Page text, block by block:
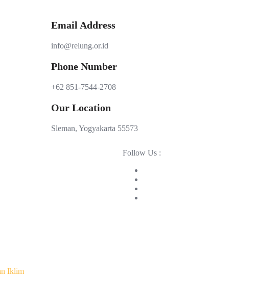
Email Address
info@relung.or.id
Phone Number
+62 851-7544-2708
Our Location
Sleman, Yogyakarta 55573
Iklim
Follow Us :